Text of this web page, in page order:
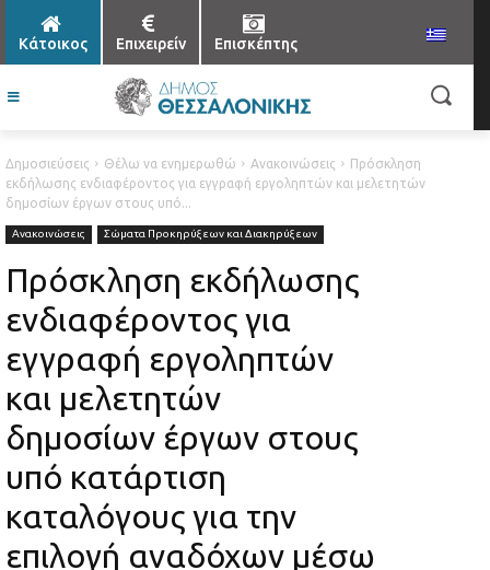
Κάτοικος Επιχειρείν Επισκέπτης
Δημοσιεύσεις Θέλω να ενημερωθώ Ανακοινώσεις
Πρόσκληση
εκδήλωσης ενδιαφέροντος για εγγραφή εργοληπτών και μελετητών
δημοσίων έργων στους υπό...
Ανακοινώσεις Σώματα Προκηρύξεων και Διακηρύξεων
Πρόσκληση εκδήλωσης
ενδιαφέροντος για
εγγραφή εργοληπτών
και μελετητών
δημοσίων έργων στους
υπό κατάρτιση
καταλόγους για την
επιλογή αναδόχων μέσω